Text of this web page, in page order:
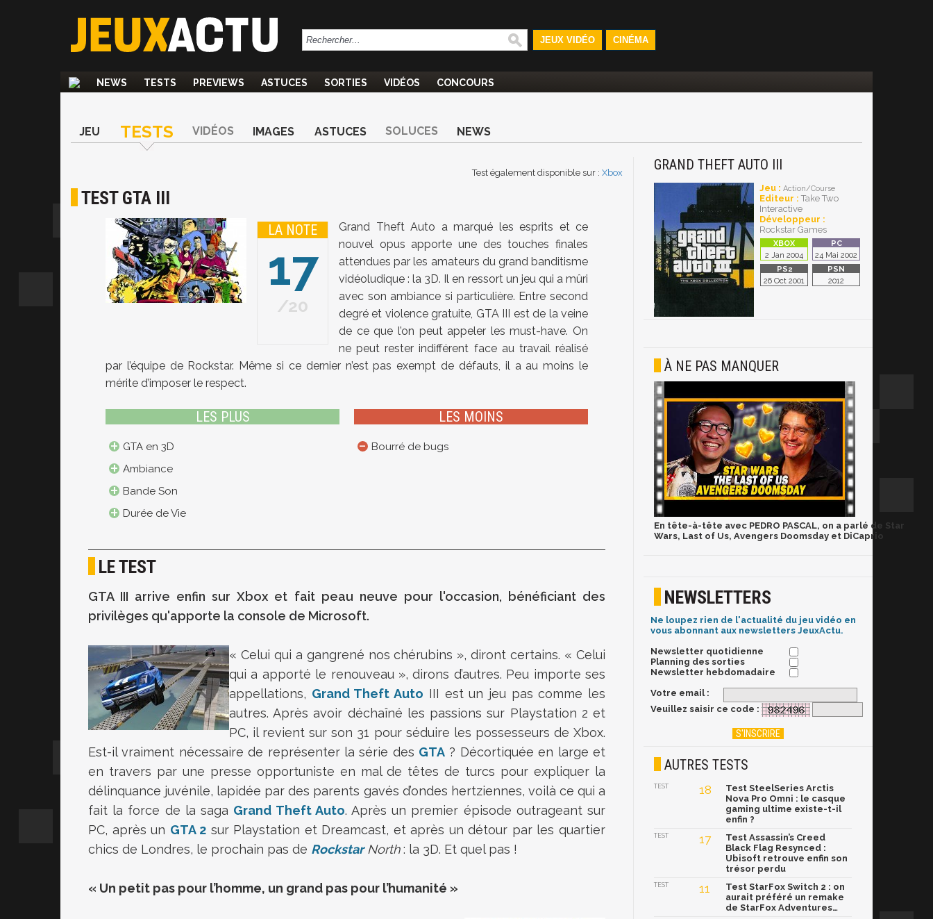
JEUX VIDÉO CINÉMA
NEWS TESTS PREVIEWS ASTUCES SORTIES VIDÉOS CONCOURS
JEU TESTS VIDÉOS IMAGES ASTUCES SOLUCES NEWS
Test également disponible sur : Xbox
TEST GTA III
LA NOTE
17
20
Grand Theft Auto a marqué les esprits et ce
nouvel opus apporte une des touches finales
attendues par les amateurs du grand banditisme
vidéoludique : la 3D. Il en ressort un jeu qui a mûri
avec son ambiance si particulière. Entre second
degré et violence gratuite, GTA III est de la veine
de ce que l’on peut appeler les must-have. On
ne peut rester indifférent face au travail réalisé
par l’équipe de Rockstar. Même si ce dernier n’est pas exempt de défauts, il a au moins le
mérite d’imposer le respect.
LES PLUS
GTA en 3D
Ambiance
Bande Son
Durée de Vie
LES MOINS
Bourré de bugs
LE TEST
GTA III arrive enfin sur Xbox et fait peau neuve pour l'occasion, bénéficiant des
privilèges qu'apporte la console de Microsoft.
« Celui qui a gangrené nos chérubins », diront certains. « Celui
qui a apporté le renouveau », dirons d’autres. Peu importe ses
appellations, Grand Theft Auto III est un jeu pas comme les
autres. Après avoir déchaîné les passions sur Playstation 2 et
PC, il revient sur son 31 pour séduire les possesseurs de Xbox.
Est-il vraiment nécessaire de représenter la série des GTA ? Décortiquée en large et
en travers par une presse opportuniste en mal de têtes de turcs pour expliquer la
délinquance juvénile, lapidée par des parents gavés d’ondes hertziennes, voilà ce qui a
fait la force de la saga Grand Theft Auto. Après un premier épisode outrageant sur
PC, après un GTA 2 sur Playstation et Dreamcast, et après un détour par les quartier
chics de Londres, le prochain pas de RockstarNorth: la 3D. Et quel pas !
« Un petit pas pour l’homme, un grand pas pour l’humanité »
GRAND THEFT AUTO III
Jeu : Action/Course
Editeur : Take Two
Interactive
Développeur :
Rockstar Games
2 Jan 2004 24 Mai 2002
26 Oct 2001 2012
À NE PAS MANQUER
En tête-à-tête avec PEDRO PASCAL, on a parlé de Star
Wars, Last of Us, Avengers Doomsday et DiCaprio
NEWSLETTERS
Ne loupez rien de l'actualité du jeu vidéo en
vous abonnant aux newsletters JeuxActu.
Newsletter quotidienne
Planning des sorties
Newsletter hebdomadaire
Votre email :
Veuillez saisir ce code :
AUTRES TESTS
TEST 18
Test SteelSeries Arctis
Nova Pro Omni : le casque
gaming ultime existe-t-il
enfin ?
TEST 17
Test Assassin’s Creed
Black Flag Resynced :
Ubisoft retrouve enfin son
trésor perdu
TEST 11
Test StarFox Switch 2 : on
aurait préféré un remake
de StarFox Adventures…